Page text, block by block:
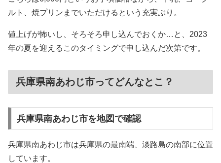
ルト、焼プリンまでいただけるという充実ぶり。
値上げが怖いし、そろそろ申し込んでおくか…と、2023
年の夏を迎えるこのタイミングで申し込んだ次第です。
兵庫県南あわじ市ってどんなとこ？
兵庫県南あわじ市を地図で確認
兵庫県南あわじ市は兵庫県の最南端、淡路島の南部に位置
しています。